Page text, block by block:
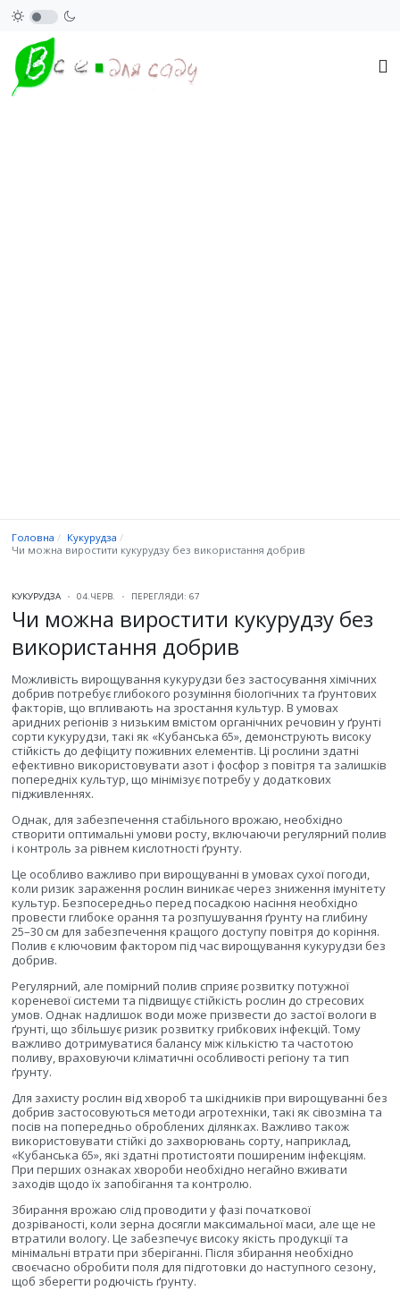
Головна
Кукурудза
Чи можна виростити кукурудзу без використання добрив
КУКУРУДЗА 04.ЧЕРВ. ПЕРЕГЛЯДИ: 67
Чи можна виростити кукурудзу без
використання добрив
Можливість вирощування кукурудзи без застосування хімічних
добрив потребує глибокого розуміння біологічних та ґрунтових
факторів, що впливають на зростання культур. В умовах
аридних регіонів з низьким вмістом органічних речовин у ґрунті
сорти кукурудзи, такі як «Кубанська 65», демонструють високу
стійкість до дефіциту поживних елементів. Ці рослини здатні
ефективно використовувати азот і фосфор з повітря та залишків
попередніх культур, що мінімізує потребу у додаткових
підживленнях.
Однак, для забезпечення стабільного врожаю, необхідно
створити оптимальні умови росту, включаючи регулярний полив
і контроль за рівнем кислотності ґрунту.
Це особливо важливо при вирощуванні в умовах сухої погоди,
коли ризик зараження рослин виникає через зниження імунітету
культур. Безпосередньо перед посадкою насіння необхідно
провести глибоке орання та розпушування ґрунту на глибину
25–30 см для забезпечення кращого доступу повітря до коріння.
Полив є ключовим фактором під час вирощування кукурудзи без
добрив.
Регулярний, але помірний полив сприяє розвитку потужної
кореневої системи та підвищує стійкість рослин до стресових
умов. Однак надлишок води може призвести до застої вологи в
ґрунті, що збільшує ризик розвитку грибкових інфекцій. Тому
важливо дотримуватися балансу між кількістю та частотою
поливу, враховуючи кліматичні особливості регіону та тип
ґрунту.
Для захисту рослин від хвороб та шкідників при вирощуванні без
добрив застосовуються методи агротехніки, такі як сівозміна та
посів на попередньо оброблених ділянках. Важливо також
використовувати стійкі до захворювань сорту, наприклад,
«Кубанська 65», які здатні протистояти поширеним інфекціям.
При перших ознаках хвороби необхідно негайно вживати
заходів щодо їх запобігання та контролю.
Збирання врожаю слід проводити у фазі початкової
дозріваності, коли зерна досягли максимальної маси, але ще не
втратили вологу. Це забезпечує високу якість продукції та
мінімальні втрати при зберіганні. Після збирання необхідно
своєчасно обробити поля для підготовки до наступного сезону,
щоб зберегти родючість ґрунту.